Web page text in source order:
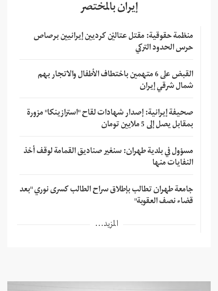
إيران بالمختصر
منظمة حقوقية: مقتل عتاليْن كرديين إيرانيين برصاص
حرس الحدود التركي
القبض على 6 متهمين باختطاف الأطفال والاتجار بهم
شمال شرقي إيران
صحيفة إيرانية: إصدار شهادات لقاح "استرازينكا" مزورة
بمقابل يصل إلى 5 ملايين تومان
مسؤول في بلدية طهران: سنغير صناديق القمامة لوقف أخذ
النفايات منها
جامعة طهران تطالب بإطلاق سراح الطالب كسرى نوري "بعد
قضاء نصف العقوبة"
المزيد...